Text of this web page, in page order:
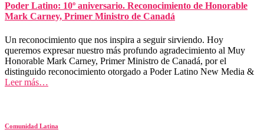
Poder Latino: 10º aniversario. Reconocimiento de Honorable
Mark Carney, Primer Ministro de Canadá
Un reconocimiento que nos inspira a seguir sirviendo. Hoy
queremos expresar nuestro más profundo agradecimiento al Muy
Honorable Mark Carney, Primer Ministro de Canadá, por el
distinguido reconocimiento otorgado a Poder Latino New Media &
Leer más…
Comunidad Latina